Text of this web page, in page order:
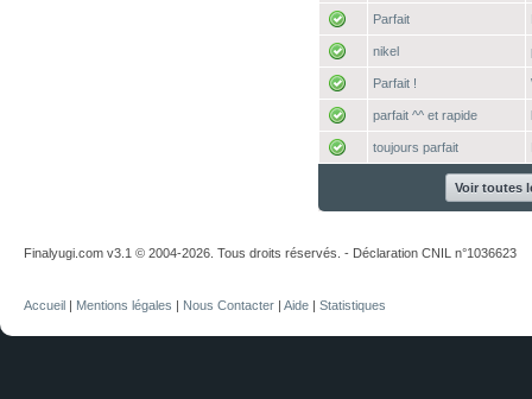
Parfait
nikel
Parfait !
parfait ^^ et rapide
toujours parfait
Voir toutes
Finalyugi.com v3.1 © 2004-2026. Tous droits réservés. - Déclaration CNIL n°1036623
Accueil | Mentions légales | Nous Contacter | Aide | Statistiques